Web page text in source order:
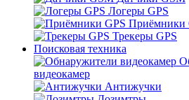
Логеры GPS
Приёмники
Трекеры GPS
Поисковая техника
видеокамер
Антижучки